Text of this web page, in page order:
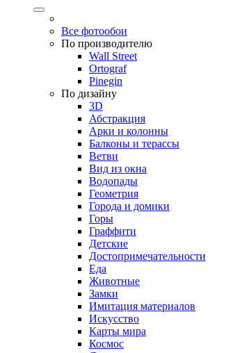
Все фотообои
По производителю
Wall Street
Ortograf
Pinegin
По дизайну
3D
Абстракция
Арки и колонны
Балконы и терассы
Ветви
Вид из окна
Водопады
Геометрия
Города и домики
Горы
Граффити
Детские
Достопримечательности
Еда
Животные
Замки
Имитация материалов
Искусство
Карты мира
Космос